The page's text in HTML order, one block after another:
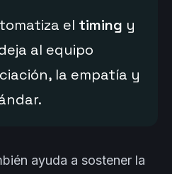
el timing y
al equipo
la empatía y
ayuda a sostener la